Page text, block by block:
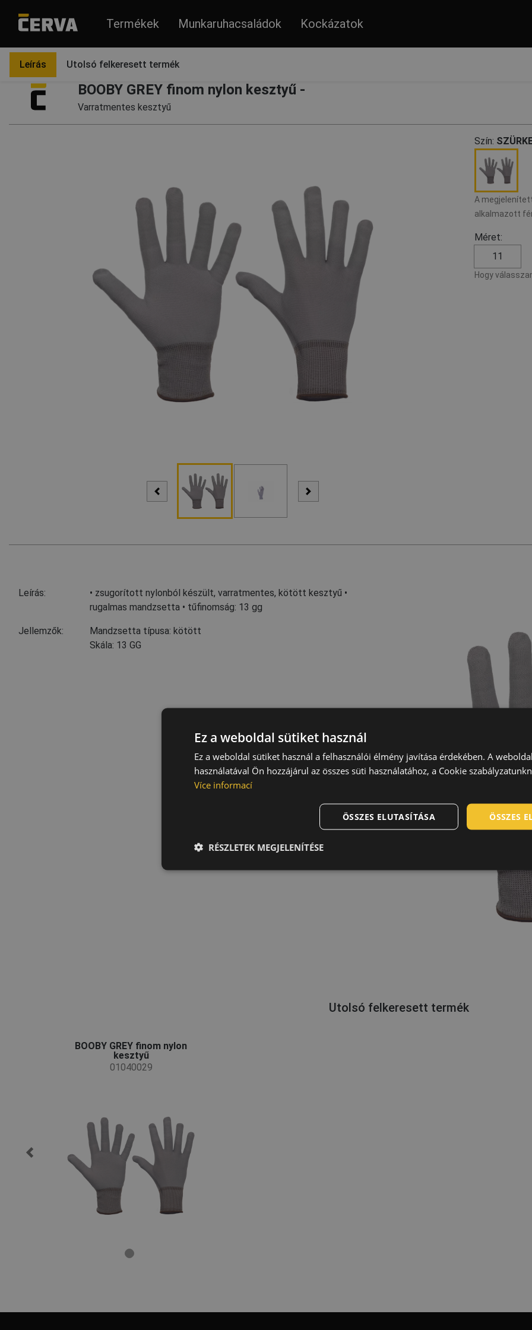
Termékek Munkaruhacsaládok Kockázatok
BOOBY GREY finom nylon kesztyű -
Varratmentes kesztyű
Szín:
A
alkalmazott
Méret:
11
Hogy
Leírás Utolsó felkeresett termék
Leírás:
• zsugorított nylonból készült, varratmentes, kötött kesztyű •
rugalmas mandzsetta • tűfinomság: 13 gg
Jellemzők:
Mandzsetta típusa: kötött
Skála: 13 GG
Utolsó felkeresett termék
BOOBY GREY finom nylon
kesztyű
01040029
Ez a weboldal sütiket használ
Ez a weboldal sütiket használ a felhasználói élmény javítása érdekében. A
használatával Ön hozzájárul az összes süti használatához, a Cookie
Více informací
ÖSSZES
ÖSSZES ELUTASÍTÁSA
RÉSZLETEK MEGJELENÍTÉSE